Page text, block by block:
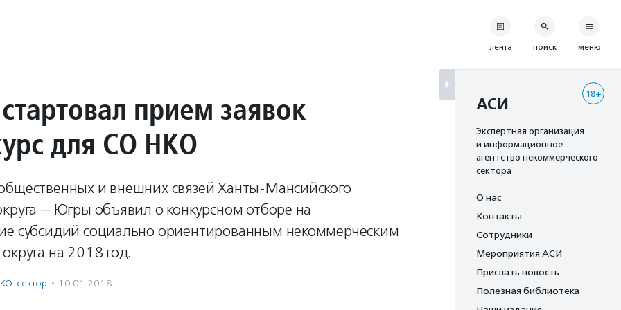
прием заявок
для СО НКО
и внешних связей Ханты-Мансийского
— Югры объявил о конкурсном отборе на
субсидий социально ориентированным некоммерческим
на 2018 год.
сектор · 10.01.2018
лента поиск меню
18+
АСИ
Экспертная организация
и информационное
агентство некоммерческого
сектора
О нас
Контакты
Сотрудники
Мероприятия АСИ
Прислать новость
Полезная библиотека